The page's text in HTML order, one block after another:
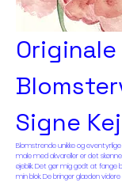
Signe
Blomstrende unikke og
male med akvareller er det
øjeblik. Det gør mig godt at
min blok. De bringer glæden